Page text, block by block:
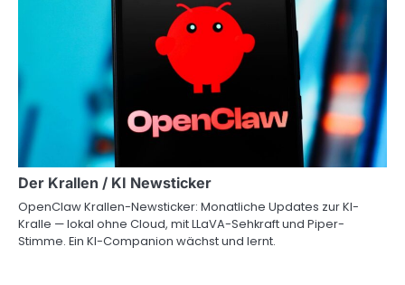
Der Krallen / KI Newsticker
OpenClaw Krallen-Newsticker: Monatliche Updates zur KI-
Kralle — lokal ohne Cloud, mit LLaVA-Sehkraft und Piper-
Stimme. Ein KI-Companion wächst und lernt.